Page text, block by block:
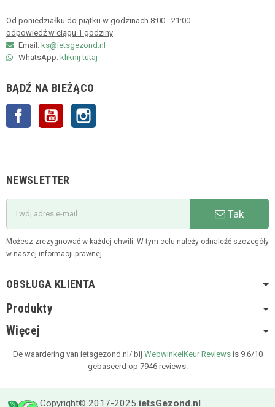
Od poniedziałku do piątku w godzinach 8:00 - 21:00
odpowiedź w ciągu 1 godziny
Email: ks@ietsgezond.nl
WhatsApp: kliknij tutaj
BĄDŹ NA BIEŻĄCO
Facebook YouTube
NEWSLETTER
Tak
Możesz zrezygnować w każdej chwili. W tym celu należy odnaleźć szczegóły
w naszej informacji prawnej.
OBSŁUGA KLIENTA
Produkty
Więcej
De waardering van ietsgezond.nl/ bij WebwinkelKeur Reviewsis 9.6/10
gebaseerd op 7946 reviews.
Copyright© 2017-2025 ietsGezond.nl